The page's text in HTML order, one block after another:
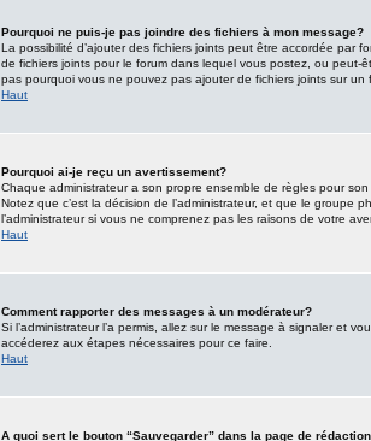
Pourquoi ne puis-je pas joindre des fichiers à mon message?
La possibilité d’ajouter des fichiers joints peut être accordée par
de fichiers joints pour le forum dans lequel vous postez, ou peut-
pas pourquoi vous ne pouvez pas ajouter de fichiers joints sur un
Haut
Pourquoi ai-je reçu un avertissement?
Chaque administrateur a son propre ensemble de règles pour
Notez que c’est la décision de l’administrateur, et que le groupe
l’administrateur si vous ne comprenez pas les raisons de votre
Haut
Comment rapporter des messages à un modérateur?
Si l’administrateur l’a permis, allez sur le message à signaler et
accéderez aux étapes nécessaires pour ce faire.
Haut
A quoi sert le bouton “Sauvegarder” dans la page de